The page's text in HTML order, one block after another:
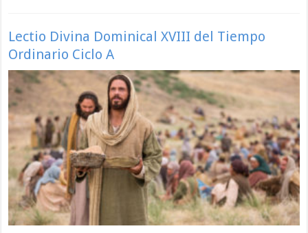
Lectio Divina Dominical XVIII del Tiempo
Ordinario Ciclo A